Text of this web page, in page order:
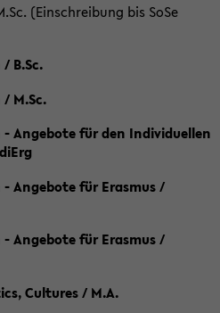
(Einschreibung bis SoSe
B.Sc.
M.Sc.
Angebote für den Individuellen
Angebote für Erasmus /
Angebote für Erasmus /
Cultures / M.A.